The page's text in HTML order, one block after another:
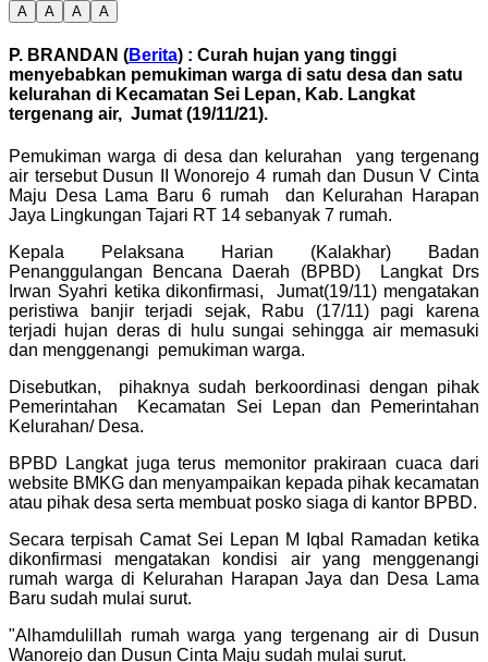
A A A A
P. BRANDAN (Berita) : Curah hujan yang tinggi
menyebabkan pemukiman warga di satu desa dan satu
kelurahan di Kecamatan Sei Lepan, Kab. Langkat
tergenang air, Jumat (19/11/21).
Pemukiman warga di desa dan kelurahan yang tergenang
air tersebut Dusun II Wonorejo 4 rumah dan Dusun V Cinta
Maju Desa Lama Baru 6 rumah dan Kelurahan Harapan
Jaya Lingkungan Tajari RT 14 sebanyak 7 rumah.
Kepala Pelaksana Harian (Kalakhar) Badan
Penanggulangan Bencana Daerah (BPBD) Langkat Drs
Irwan Syahri ketika dikonfirmasi, Jumat(19/11) mengatakan
peristiwa banjir terjadi sejak, Rabu (17/11) pagi karena
terjadi hujan deras di hulu sungai sehingga air memasuki
dan menggenangi pemukiman warga.
Disebutkan, pihaknya sudah berkoordinasi dengan pihak
Pemerintahan Kecamatan Sei Lepan dan Pemerintahan
Kelurahan/ Desa.
BPBD Langkat juga terus memonitor prakiraan cuaca dari
website BMKG dan menyampaikan kepada pihak kecamatan
atau pihak desa serta membuat posko siaga di kantor BPBD.
Secara terpisah Camat Sei Lepan M Iqbal Ramadan ketika
dikonfirmasi mengatakan kondisi air yang menggenangi
rumah warga di Kelurahan Harapan Jaya dan Desa Lama
Baru sudah mulai surut.
"Alhamdulillah rumah warga yang tergenang air di Dusun
Wanorejo dan Dusun Cinta Maju sudah mulai surut.